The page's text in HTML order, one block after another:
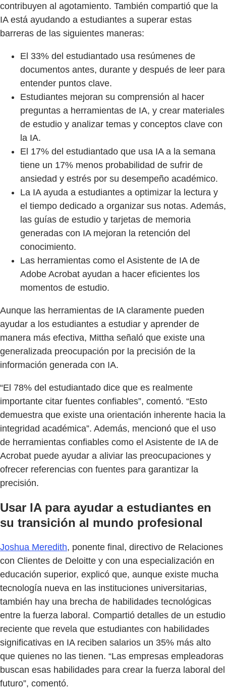
contribuyen al agotamiento. También compartió que la
IA está ayudando a estudiantes a superar estas
barreras de las siguientes maneras:
El 33% del estudiantado usa resúmenes de
documentos antes, durante y después de leer para
entender puntos clave.
Estudiantes mejoran su comprensión al hacer
preguntas a herramientas de IA, y crear materiales
de estudio y analizar temas y conceptos clave con
la IA.
El 17% del estudiantado que usa IA a la semana
tiene un 17% menos probabilidad de sufrir de
ansiedad y estrés por su desempeño académico.
La IA ayuda a estudiantes a optimizar la lectura y
el tiempo dedicado a organizar sus notas. Además,
las guías de estudio y tarjetas de memoria
generadas con IA mejoran la retención del
conocimiento.
Las herramientas como el Asistente de IA de
Adobe Acrobat ayudan a hacer eficientes los
momentos de estudio.
Aunque las herramientas de IA claramente pueden
ayudar a los estudiantes a estudiar y aprender de
manera más efectiva, Mittha señaló que existe una
generalizada preocupación por la precisión de la
información generada con IA.
“El 78% del estudiantado dice que es realmente
importante citar fuentes confiables”, comentó. “Esto
demuestra que existe una orientación inherente hacia la
integridad académica”. Además, mencionó que el uso
de herramientas confiables como el Asistente de IA de
Acrobat puede ayudar a aliviar las preocupaciones y
ofrecer referencias con fuentes para garantizar la
precisión.
Usar IA para ayudar a estudiantes en
su transición al mundo profesional
Joshua Meredith, ponente final, directivo de Relaciones
con Clientes de Deloitte y con una especialización en
educación superior, explicó que, aunque existe mucha
tecnología nueva en las instituciones universitarias,
también hay una brecha de habilidades tecnológicas
entre la fuerza laboral. Compartió detalles de un estudio
reciente que revela que estudiantes con habilidades
significativas en IA reciben salarios un 35% más alto
que quienes no las tienen. “Las empresas empleadoras
buscan esas habilidades para crear la fuerza laboral del
futuro”, comentó.